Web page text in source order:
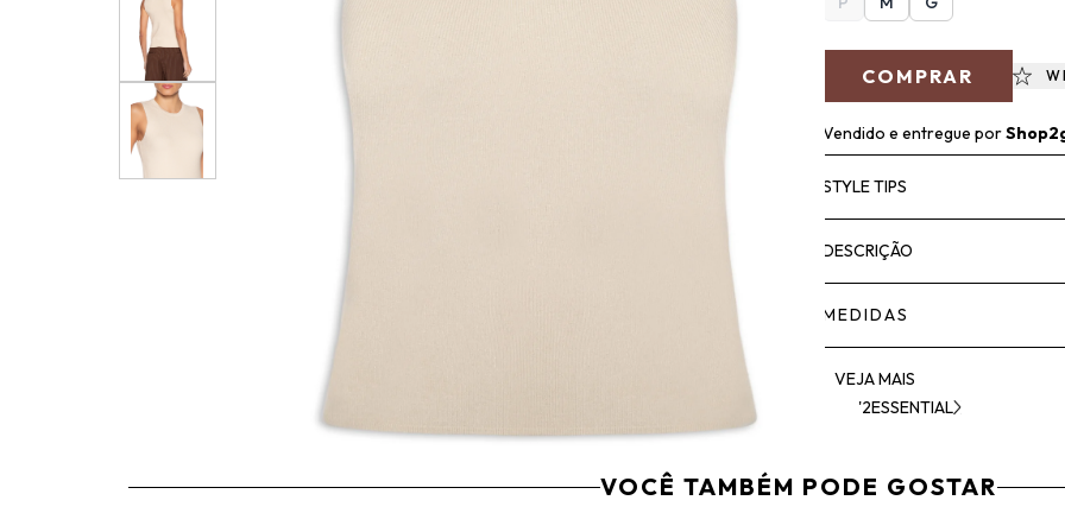
COMPRAR
Vendido e entregue por
STYLE TIPS
DESCRIÇÃO
MEDIDAS
VEJA MAIS
'2ESSENTIAL
VOCÊ TAMBÉM PODE GOSTAR